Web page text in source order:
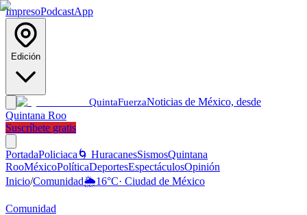
ImpresoPodcastApp
Edición
QuintaFuerzaNoticias de México, desde
Quintana Roo
Suscríbete gratis
PortadaPoliciaca 🌀 HuracanesSismosQuintana
RooMéxicoPolíticaDeportesEspectáculosOpinión
Inicio/Comunidad🌦️16°C· Ciudad de México
Comunidad